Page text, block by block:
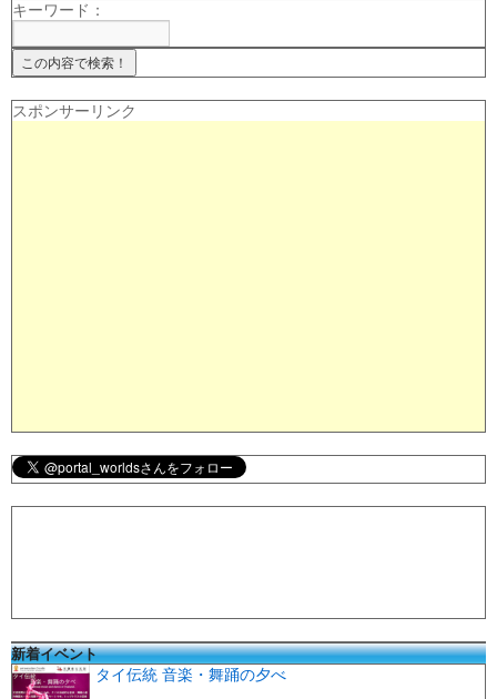
キーワード：
スポンサーリンク
新着イベント
タイ伝統 音楽・舞踊の夕べ